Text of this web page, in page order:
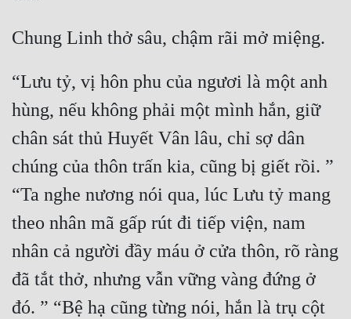
“Lưu tỷ, vị hôn phu của ngươi là một anh
hùng, nếu không phải một mình hắn, giữ
chân sát thủ Huyết Vân lâu, chỉ sợ dân
chúng của thôn trấn kia, cũng bị giết rồi. ”
“Ta nghe nương nói qua, lúc Lưu tỷ mang
theo nhân mã gấp rút đi tiếp viện, nam
nhân cả người đầy máu ở cửa thôn, rõ ràng
đã tắt thở, nhưng vẫn vững vàng đứng ở
đó. ” “Bệ hạ cũng từng nói, hắn là trụ cột